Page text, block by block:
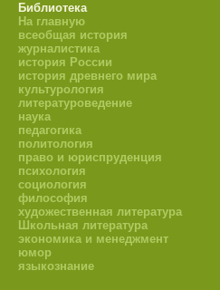
Библиотека
На главную
всеобщая история
журналистика
история России
история древнего мира
культурология
литературоведение
наука
педагогика
политология
право и юриспруденция
психология
социология
философия
художественная литература
Школьная литература
экономика и менеджмент
юмор
языкознание